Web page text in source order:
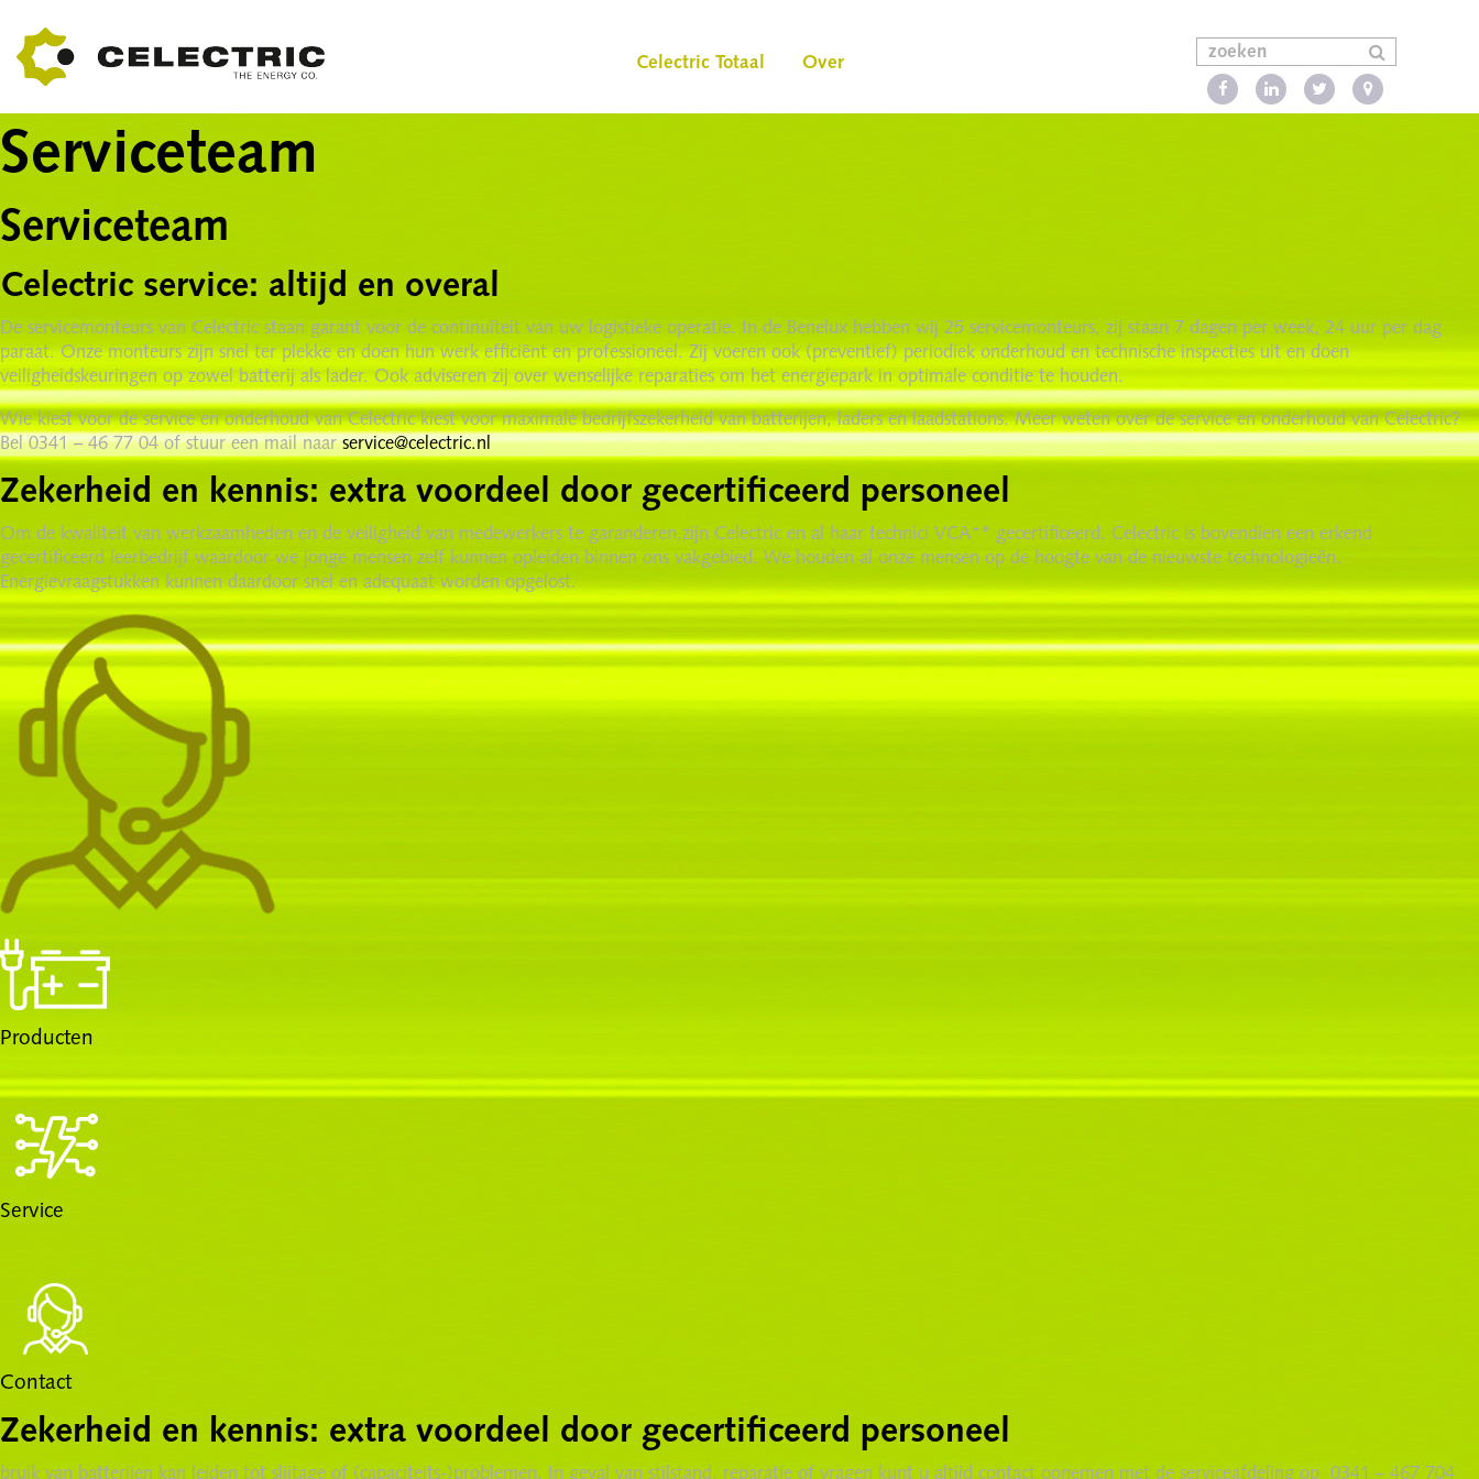
Celectric Totaal Over
Serviceteam
Serviceteam
Celectric service: altijd en overal
De servicemonteurs van Celectric staan garant voor de continuïteit van uw logistieke operatie. In de Benelux hebben wij 25 servicemonteurs, zij staan 7 dagen per week, 24 uur per dag
paraat. Onze monteurs zijn snel ter plekke en doen hun werk efficiënt en professioneel. Zij voeren ook (preventief) periodiek onderhoud en technische inspecties uit en doen
veiligheidskeuringen op zowel batterij als lader. Ook adviseren zij over wenselijke reparaties om het energiepark in optimale conditie te houden.
Wie kiest voor de service en onderhoud van Celectric kiest voor maximale bedrijfszekerheid van batterijen, laders en laadstations. Meer weten over de service en onderhoud van Celectric?
Bel 0341 – 46 77 04 of stuur een mail naarservice@celectric.nl
Zekerheid en kennis: extra voordeel door gecertificeerd personeel
Om de kwaliteit van werkzaamheden en de veiligheid van medewerkers te garanderen,zijn Celectric en al haar technici VCA** gecertificeerd. Celectric is bovendien een erkend
gecertificeerd leerbedrijf waardoor we jonge mensen zelf kunnen opleiden binnen ons vakgebied. We houden al onze mensen op de hoogte van de nieuwste technologieën.
Energievraagstukken kunnen daardoor snel en adequaat worden opgelost.
Producten
Service
Contact
Zekerheid en kennis: extra voordeel door gecertificeerd personeel
bruik van batterijen kan leiden tot slijtage of (capaciteits-)problemen. In geval van stilstand, reparatie of vragen kunt u altijd contact opnemen met de serviceafdeling op 0341 – 467 704